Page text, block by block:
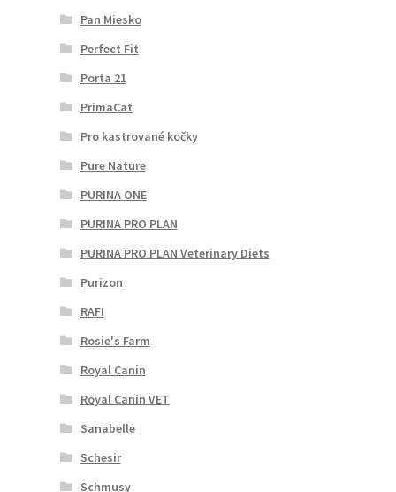
Pan Miesko
Perfect Fit
Porta 21
PrimaCat
Pro kastrované kočky
Pure Nature
PURINA ONE
PURINA PRO PLAN
PURINA PRO PLAN Veterinary Diets
Purizon
RAFI
Rosie's Farm
Royal Canin
Royal Canin VET
Sanabelle
Schesir
Schmusy